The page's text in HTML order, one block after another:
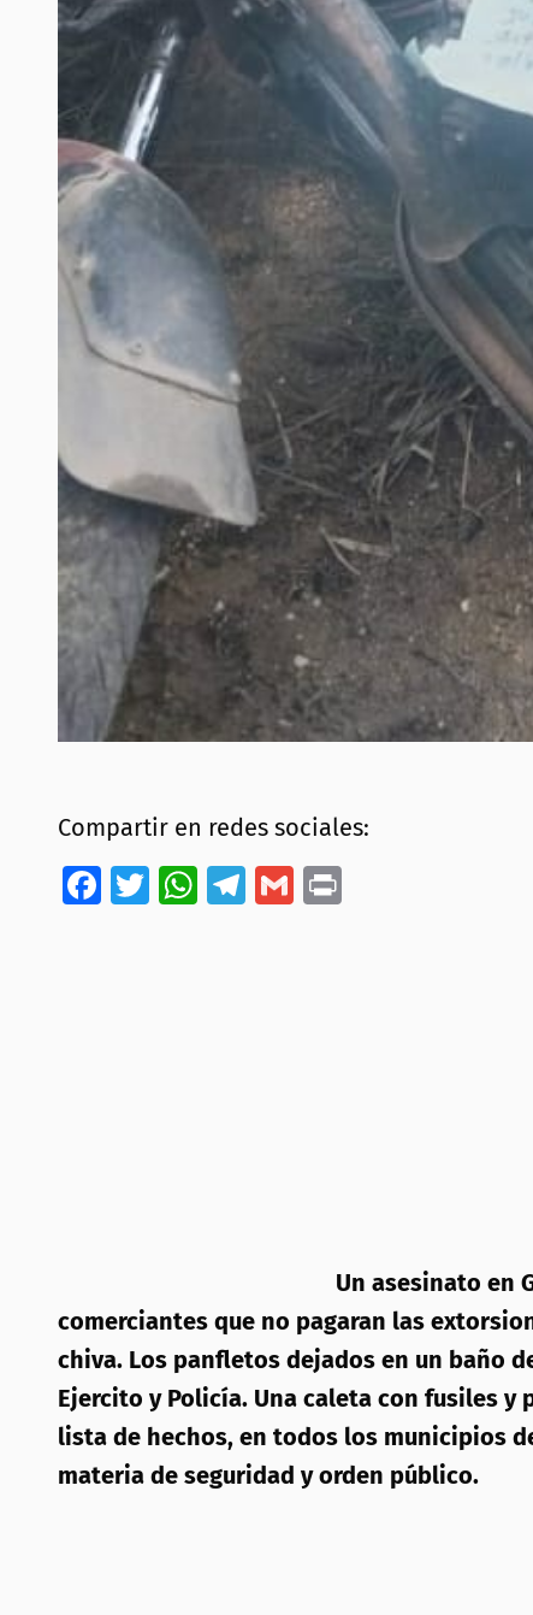
Compartir en redes sociales:
Facebook
Twitter
WhatsApp
Telegram
Gmail
Un asesinato en
comerciantes que no pagaran las
chiva. Los panfletos dejados en un baño
Ejercito y Policía. Una caleta con fusiles
lista de hechos, en todos los municipios
materia de seguridad y orden público.